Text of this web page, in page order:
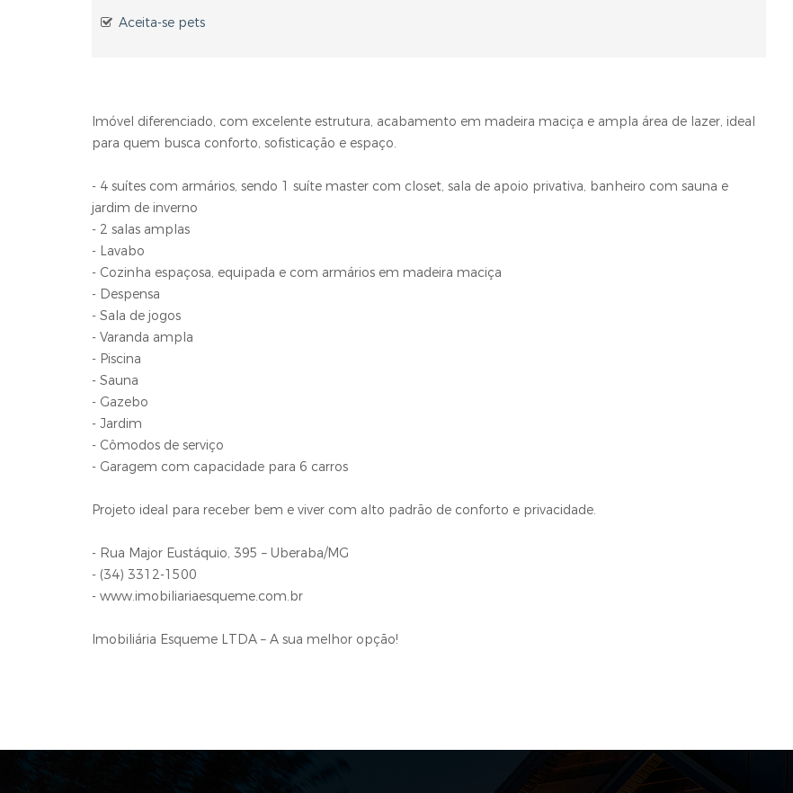
Aceita-se pets
Imóvel diferenciado, com excelente estrutura, acabamento em madeira maciça e ampla área de lazer, ideal
para quem busca conforto, sofisticação e espaço.
- 4 suítes com armários, sendo 1 suíte master com closet, sala de apoio privativa, banheiro com sauna e
jardim de inverno
- 2 salas amplas
- Lavabo
- Cozinha espaçosa, equipada e com armários em madeira maciça
- Despensa
- Sala de jogos
- Varanda ampla
- Piscina
- Sauna
- Gazebo
- Jardim
- Cômodos de serviço
- Garagem com capacidade para 6 carros
Projeto ideal para receber bem e viver com alto padrão de conforto e privacidade.
- Rua Major Eustáquio, 395 – Uberaba/MG
- (34) 3312-1500
- www.imobiliariaesqueme.com.br
Imobiliária Esqueme LTDA – A sua melhor opção!